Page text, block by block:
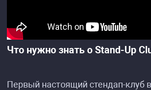
Что нужно знать о Stand-Up
Первый настоящий стендап-клуб